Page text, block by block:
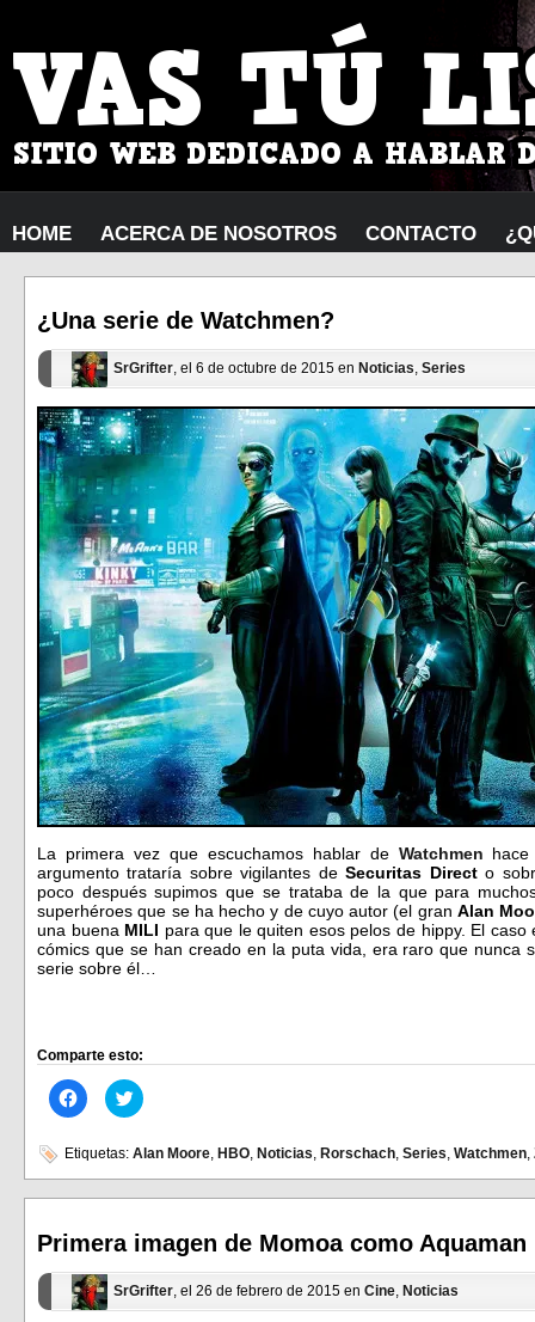
HOME ACERCA DE NOSOTROS CONTACTO
¿Una serie de Watchmen?
SrGrifter, el 6 de octubre de 2015 en Noticias, Series
La primera vez que escuchamos hablar de Watchmen
argumento trataría sobre vigilantes deSecuritas Direct o
poco después supimos que se trataba de la que para
superhéroes que se ha hecho y de cuyo autor (el granAlan
una buena MILI para que le quiten esos pelos de hippy. El
cómics que se han creado en la puta vida, era raro que nunca
serie sobre él…
Comparte esto:
Haz
clic
en
Facebook
(Se
abre
ventana
nueva)
Haz
clic
en
(Se
abre
ventana
nueva)
Etiquetas: Alan Moore, HBO, Noticias, Rorschach, Series, Watchmen,
Primera imagen de Momoa como Aquaman
SrGrifter, el 26 de febrero de 2015 en Cine, Noticias